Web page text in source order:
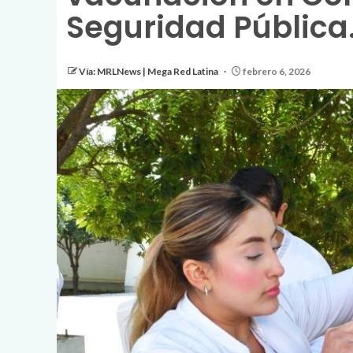
Seguridad
Vía: MRLNews | Mega Red Latina febrero 6, 2026